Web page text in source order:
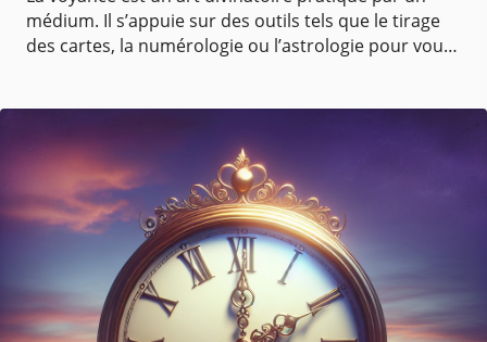
médium. Il s’appuie sur des outils tels que le tirage
des cartes, la numérologie ou l’astrologie pour vous